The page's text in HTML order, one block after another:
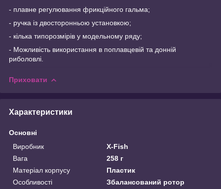
- плавне регулювання фрикційного гальма;
- ручка із двосторонньою установкою;
- кілька типорозмірів у модельному ряду;
- Можливість використання в поплавцевій та донній
риболовлі.
Приховати
Характеристики
Основні
Виробник
X-Fish
Вага
258 г
Матеріал корпусу
Пластик
Особливості
Збалансований ротор